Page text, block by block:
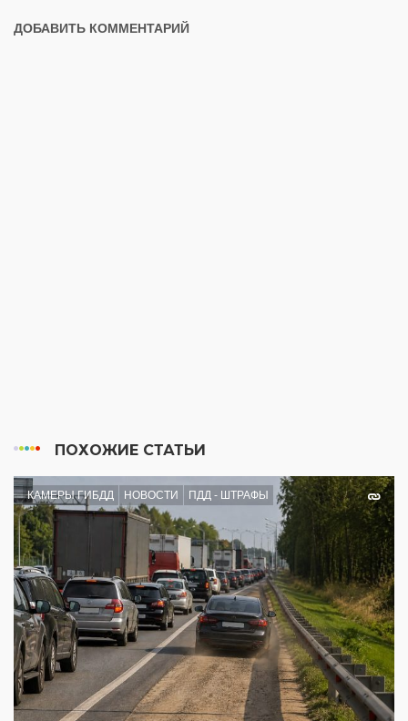
ДОБАВИТЬ КОММЕНТАРИЙ
ПОХОЖИЕ СТАТЬИ
КАМЕРЫ ГИБДД НОВОСТИ ПДД - ШТРАФЫ